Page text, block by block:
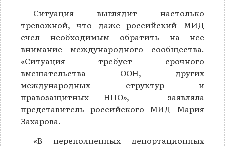
Ситуация выглядит настолько
тревожной, что даже российский МИД
счел необходимым обратить на нее
внимание международного сообщества.
«Ситуация требует срочного
вмешательства ООН, других
международных структур и
правозащитных НПО», — заявляла
представитель российского МИД Мария
Захарова.
«В переполненных депортационных